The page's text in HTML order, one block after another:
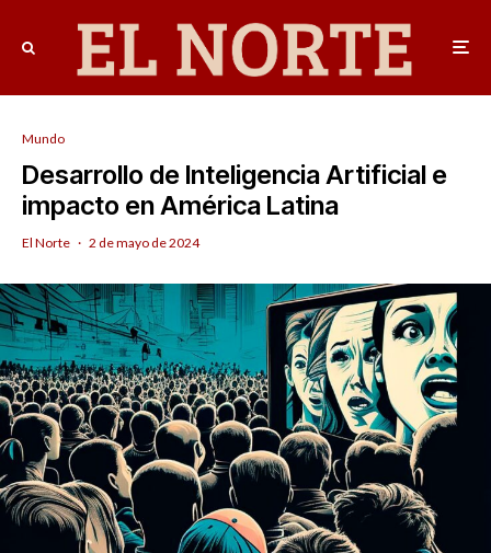
Mundo
Desarrollo de Inteligencia Artificial e
impacto en América Latina
El Norte · 2 de mayo de 2024